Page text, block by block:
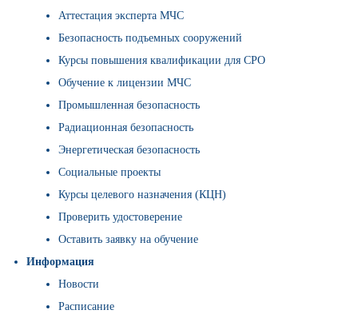
Аттестация эксперта МЧС
Безопасность подъемных сооружений
Курсы повышения квалификации для СРО
Обучение к лицензии МЧС
Промышленная безопасность
Радиационная безопасность
Энергетическая безопасность
Социальные проекты
Курсы целевого назначения (КЦН)
Проверить удостоверение
Оставить заявку на обучение
Информация
Новости
Расписание